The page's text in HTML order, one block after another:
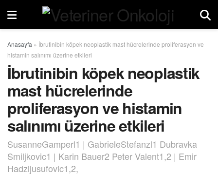
Anasayfa » İbrutinibin köpek neoplastik mast hücrelerinde proliferasyon ve
histamin salınımı üzerine etkileri
İbrutinibin köpek neoplastik
mast hücrelerinde
proliferasyon ve histamin
salınımı üzerine etkileri
SusanneGamperl1 | GabrieleStefanzl1 Dubravka
Smiljkovic1 | Karin Bauer2 Peter Valent1,2 | Emir
Hadzijusufovic1,2,